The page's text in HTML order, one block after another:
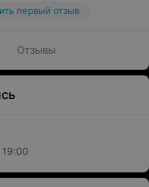
первый отзыв
Отзывы
19:00